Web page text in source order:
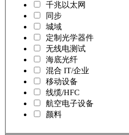
千兆以太网
同步
城域
定制光学器件
无线电测试
海底光纤
混合 IT/企业
移动设备
线缆/HFC
航空电子设备
颜料